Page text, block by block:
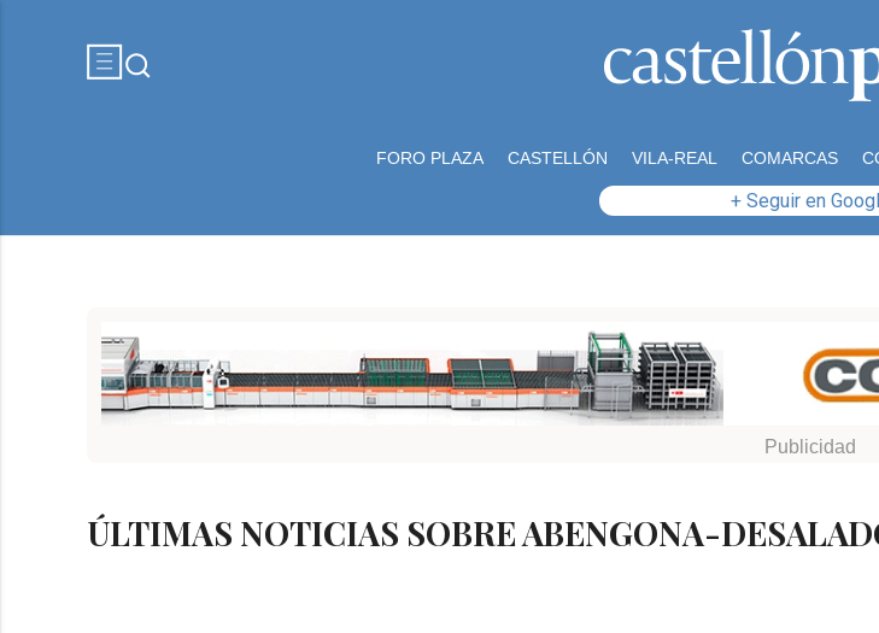
FORO PLAZA CASTELLÓN VILA-REAL COMARCAS
+ Seguir en
ÚLTIMAS NOTICIAS SOBRE ABENGONA-